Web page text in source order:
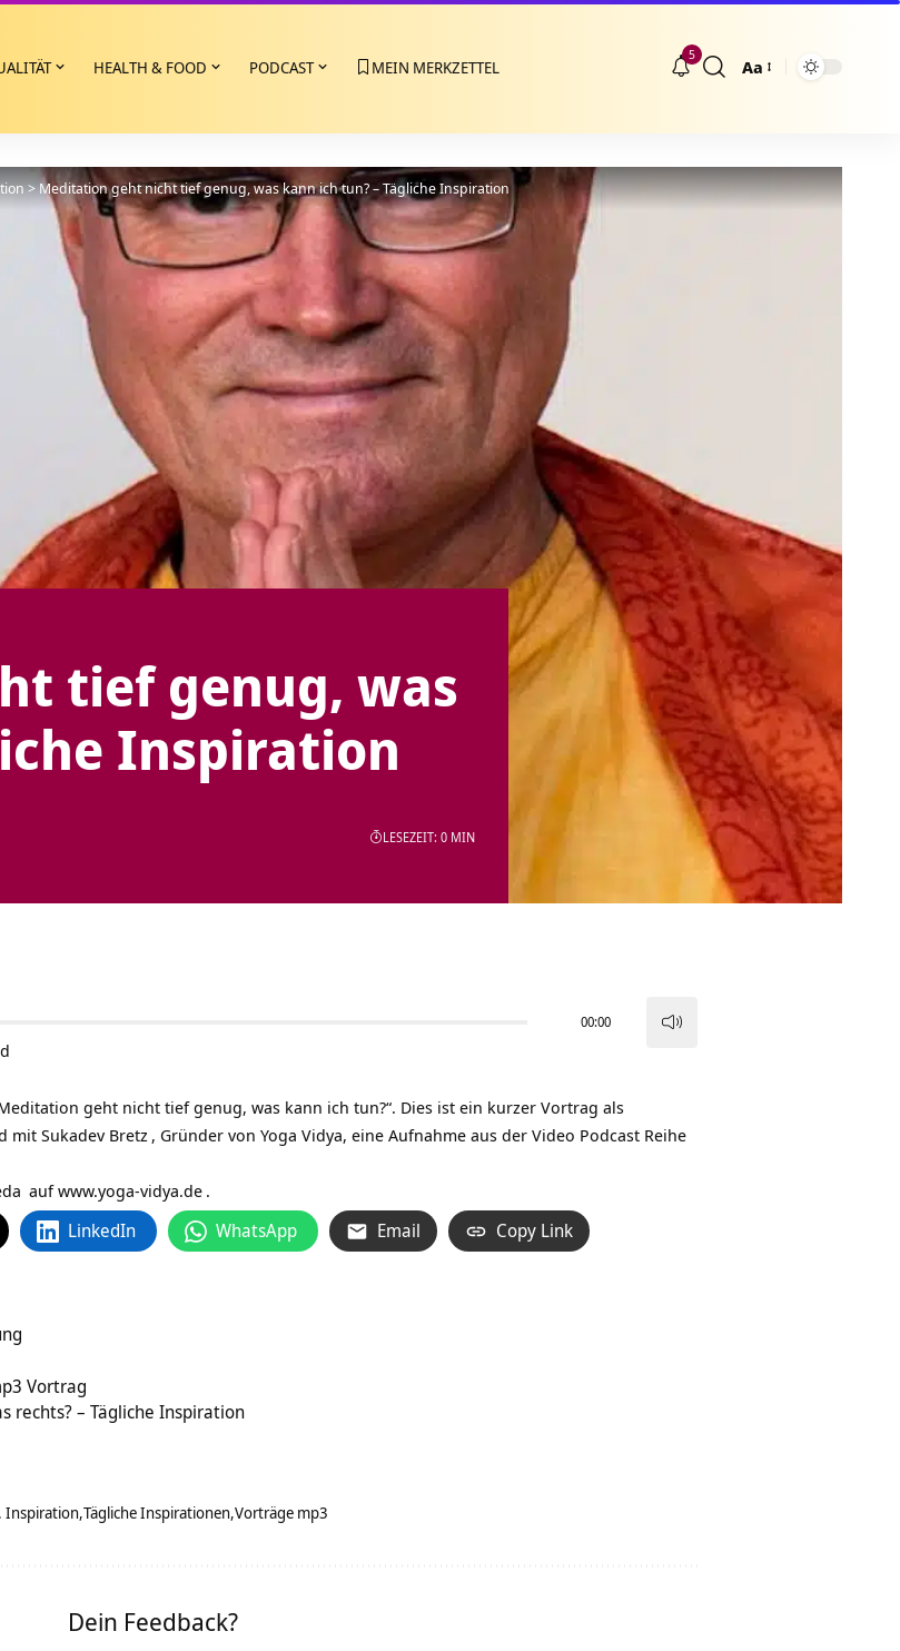
HEALTH & FOOD PODCAST MEIN MERKZETTEL
5
Größenänderung
Aa
>Meditation geht nicht tief genug, was kann ich tun? – Tägliche Inspiration
tief genug, was
Inspiration
LESEZEIT: 0 MIN
00:00
geht nicht tief genug, was kann ich tun?“. Dies ist ein kurzer Vortrag als
mit Sukadev Bretz , Gründer von Yoga Vidya, eine Aufnahme aus der Video Podcast Reihe
aufwww.yoga-vidya.de .
LinkedIn WhatsApp Email Copy Link
Vortrag
rechts? – Tägliche Inspiration
Inspiration Tägliche Inspirationen Vorträge mp3
Dein Feedback?